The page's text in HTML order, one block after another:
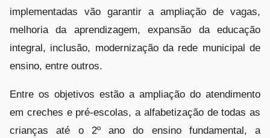
implementadas vão garantir a ampliação de vagas,
melhoria da aprendizagem, expansão da educação
integral, inclusão, modernização da rede municipal de
ensino, entre outros.
Entre os objetivos estão a ampliação do atendimento
em creches e pré-escolas, a alfabetização de todas as
crianças até o 2º ano do ensino fundamental, a